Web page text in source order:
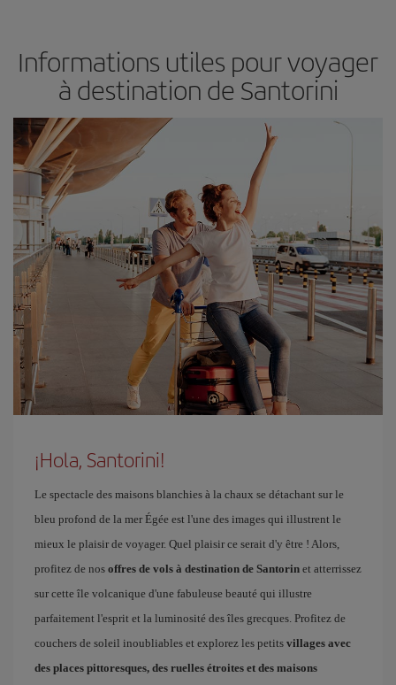
Informations utiles pour voyager
à destination de Santorini
¡Hola, Santorini!
Le spectacle des maisons blanchies à la chaux se détachant sur le
bleu profond de la mer Égée est l'une des images qui illustrent le
mieux le plaisir de voyager. Quel plaisir ce serait d'y être ! Alors,
profitez de nos offres de vols à destination de Santorin et atterrissez
sur cette île volcanique d'une fabuleuse beauté qui illustre
parfaitement l'esprit et la luminosité des îles grecques. Profitez de
couchers de soleil inoubliables et explorez les petits villages avec
des places pittoresques, des ruelles étroites et des maisons